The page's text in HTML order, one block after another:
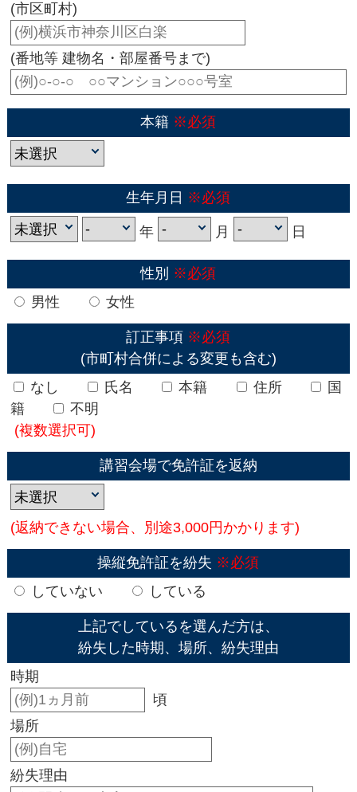
(市区町村)
(番地等 建物名・部屋番号まで)
本籍 ※必須
生年月日 ※必須
年 月 日
性別 ※必須
男性
女性
訂正事項 ※必須
(市町村合併による変更も含む)
なし
氏名 本籍 住所
国
籍
不明
(複数選択可)
講習会場で免許証を返納
(返納できない場合、別途3,000円かかります)
操縦免許証を紛失 ※必須
していない
している
上記でしているを選んだ方は、
紛失した時期、場所、紛失理由
時期
頃
場所
紛失理由